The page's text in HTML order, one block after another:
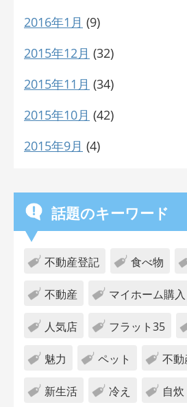
2016年1月 (9)
2015年12月 (32)
2015年11月 (34)
2015年10月 (42)
2015年9月 (4)
話題のキーワード
不動産登記 食べ物
不動産 マイホーム購入
人気店 フラット35
魅力 ペット 不動
新生活 冷え 自炊